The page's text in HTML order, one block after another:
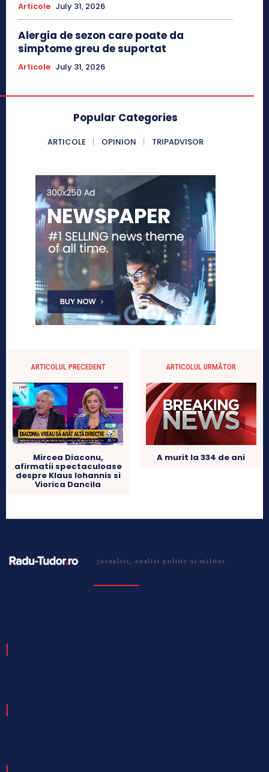
Articole July 31, 2026
Alergia de sezon care poate da
simptome greu de suportat
Articole July 31, 2026
Popular Categories
ARTICOLE OPINION TRIPADVISOR
ARTICOLUL PRECEDENT
Mircea Diaconu,
afirmatii spectaculoase
despre Klaus Iohannis si
Viorica Dancila
ARTICOLUL URMĂTOR
A murit la 334 de ani
jurnalist, analist politic si militar